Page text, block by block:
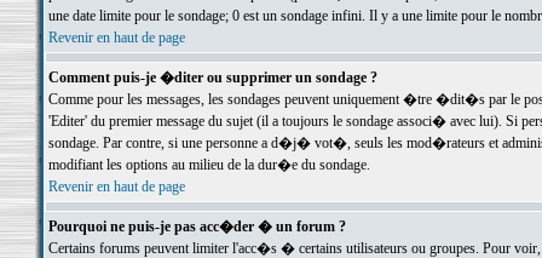
une date limite pour le sondage; 0 est un sondage infini. Il y a une limite pour le
Revenir en haut de page
Comment puis-je �diter ou supprimer un sondage ?
Comme pour les messages, les sondages peuvent uniquement �tre �dit�s par le
'Editer' du premier message du sujet (il a toujours le sondage associ� avec lui). Si
sondage. Par contre, si une personne a d�j� vot�, seuls les mod�rateurs et
modifiant les options au milieu de la dur�e du sondage.
Revenir en haut de page
Pourquoi ne puis-je pas acc�der � un forum ?
Certains forums peuvent limiter l'acc�s � certains utilisateurs ou groupes. Pour